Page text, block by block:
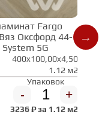
Fargo
Оксфорд 44-
5G
400x100,00x4,50
1.12 м2
Упаковок
- +
3236₽ за 1.12 м2